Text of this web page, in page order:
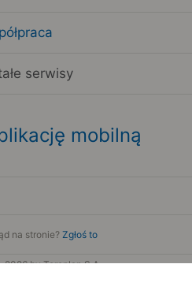
serwisy
mobilną
na stronie? Zgłoś to
by Teroplan S.A.